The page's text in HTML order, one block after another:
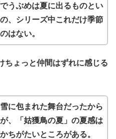
うぶめは夏に出るものとい
、シリーズ中これだけ季節
はない。
ちょっと仲間はずれに感じる
に包まれた舞台だったから
、「姑獲鳥の夏」の夏感は
ちがたいところがある。